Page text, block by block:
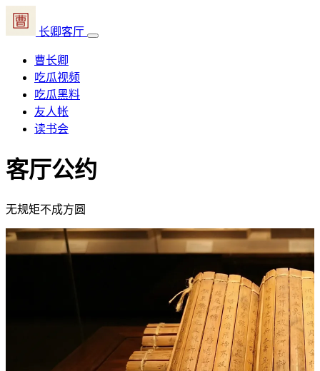
长卿客厅
曹长卿
吃瓜视频
吃瓜黑料
友人帐
读书会
客厅公约
无规矩不成方圆